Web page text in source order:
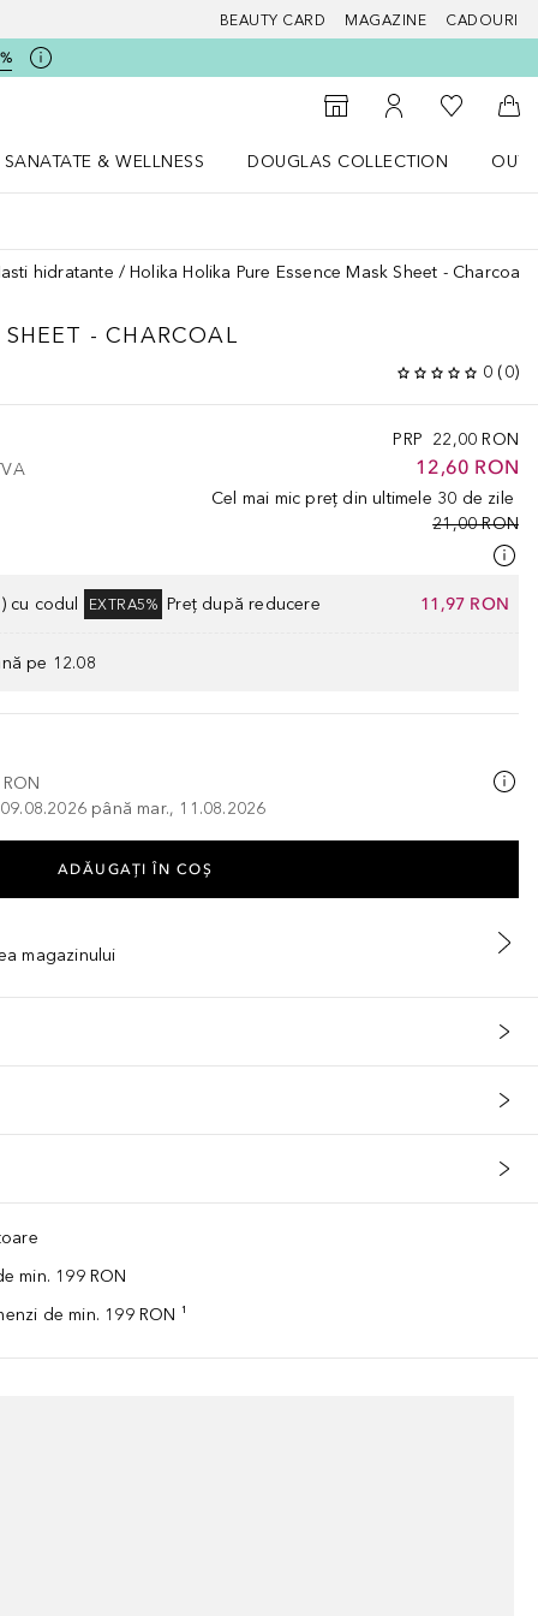
BEAUTY CARD MAGAZINE CADOURI
Către Găsire magazin
Către Contul meu
Către
SANATATE & WELLNESS
DOUGLAS COLLECTION
hidratante Holika Holika Pure Essence Mask Sheet - Charcoal
SHEET - CHARCOAL
0 (0)
PRP 22,00 RON
12,60 RON
Cel mai mic preț din ultimele 30 de zile
21,00 RON
cu codul EXTRA5% Preț după reducere 11,97 RON
pe 12.08
până mar., 11.08.2026
ADĂUGAȚI ÎN COŞ
magazinului
min. 199 RON
de min. 199 RON ¹